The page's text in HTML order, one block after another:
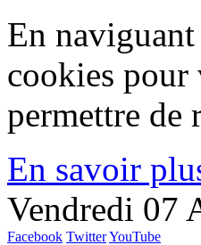
En
cookies pour
permettre de
En savoir
Vendredi 07
Facebook TwitterYouTube